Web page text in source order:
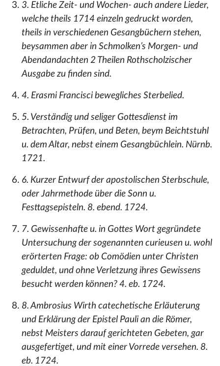
3. Etliche Zeit- und Wochen- auch andere Lieder,
welche theils 1714 einzeln gedruckt worden,
theils in verschiedenen Gesangbüchern stehen,
beysammen aber in Schmolken’s Morgen- und
Abendandachten 2 Theilen Rothscholzischer
Ausgabe zu finden sind.
4. Erasmi Francisci bewegliches Sterbelied.
5. Verständig und seliger Gottesdienst im
Betrachten, Prüfen, und Beten, beym Beichtstuhl
u. dem Altar, nebst einem Gesangbüchlein. Nürnb.
1721.
6. Kurzer Entwurf der apostolischen Sterbschule,
oder Jahrmethode über die Sonn u.
Festtagsepisteln. 8. ebend. 1724.
7. Gewissenhafte u. in Gottes Wort gegründete
Untersuchung der sogenannten curieusen u. wohl
erörterten Frage: ob Comödien unter Christen
geduldet, und ohne Verletzung ihres Gewissens
besucht werden können? 4. eb. 1724.
8. Ambrosius Wirth catechetische Erläuterung
und Erklärung der Epistel Pauli an die Römer,
nebst Meisters darauf gerichteten Gebeten, gar
ausgefertiget, und mit einer Vorrede versehen. 8.
eb. 1724.